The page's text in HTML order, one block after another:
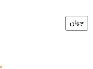
جهان